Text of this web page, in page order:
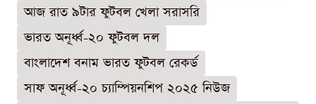
আজ রাত ৯টার ফুটবল খেলা সরাসরি
ভারত অনূর্ধ্ব-২০ ফুটবল দল
বাংলাদেশ বনাম ভারত ফুটবল রেকর্ড
সাফ অনূর্ধ্ব-২০ চ্যাম্পিয়নশিপ ২০২৫ নিউজ